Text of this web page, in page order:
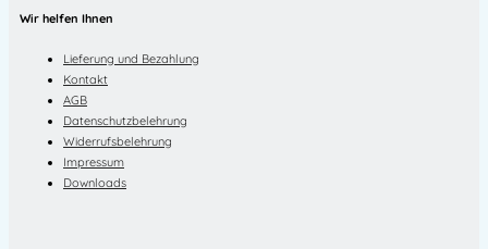
Wir helfen Ihnen
Lieferung und Bezahlung
Kontakt
AGB
Datenschutzbelehrung
Widerrufsbelehrung
Impressum
Downloads